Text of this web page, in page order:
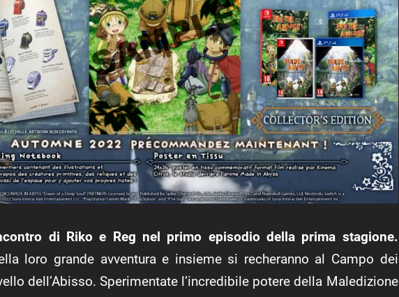
di Riko e Reg nel primo episodio della prima stagione.
loro grande avventura e insieme si recheranno al Campo dei
dell’Abisso. Sperimentate l’incredibile potere della Maledizione